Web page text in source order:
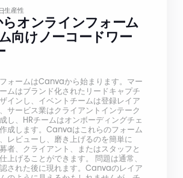
生産性
らオンラインフォーム
向けノーコードワー
ォームはCanvaから始まります。マー
ムはブランド化されたリードキャプチ
インし、イベントチームは登録レイア
サービス業はクライアントインテーク
し、HRチームはオンボーディングチェ
成します。Canvaはこれらのフォーム
レビューし、磨き上げるのを簡単に
者、クライアント、またはスタッフと
上げることができます。 問題は通常、
された後に現れます。Canvaのレイア